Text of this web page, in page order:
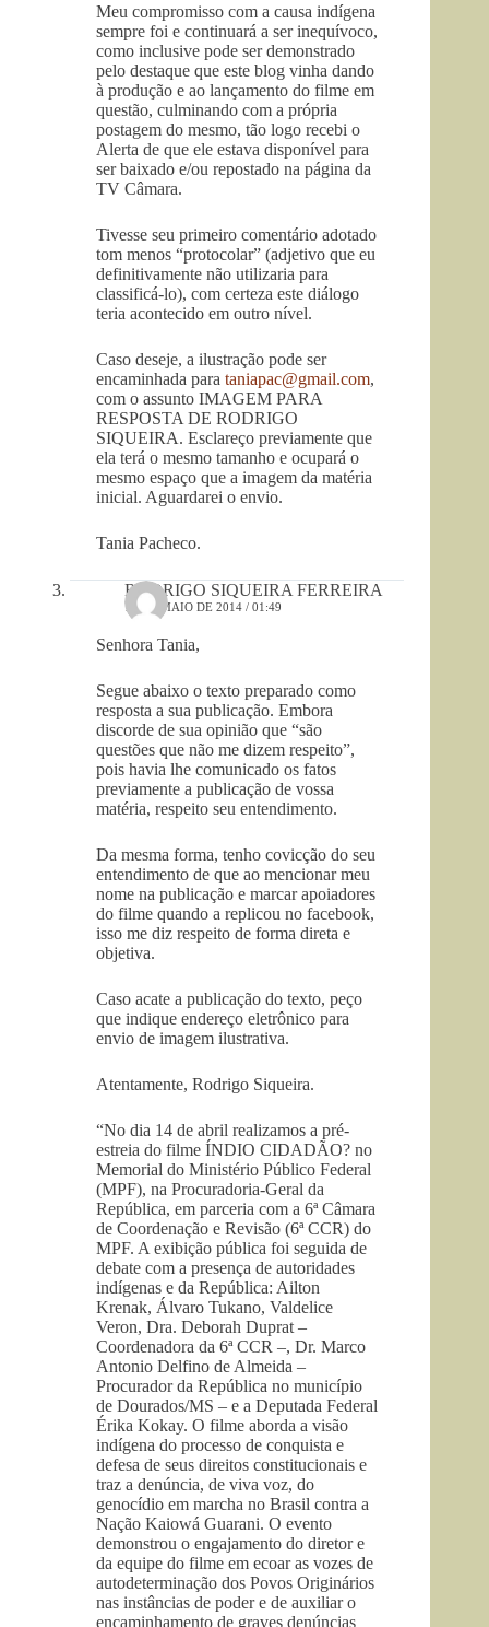
Meu compromisso com a causa indígena
sempre foi e continuará a ser inequívoco,
como inclusive pode ser demonstrado
pelo destaque que este blog vinha dando
à produção e ao lançamento do filme em
questão, culminando com a própria
postagem do mesmo, tão logo recebi o
Alerta de que ele estava disponível para
ser baixado e/ou repostado na página da
TV Câmara.
Tivesse seu primeiro comentário adotado
tom menos “protocolar” (adjetivo que eu
definitivamente não utilizaria para
classificá-lo), com certeza este diálogo
teria acontecido em outro nível.
Caso deseje, a ilustração pode ser
encaminhada para taniapac@gmail.com,
com o assunto IMAGEM PARA
RESPOSTA DE RODRIGO
SIQUEIRA. Esclareço previamente que
ela terá o mesmo tamanho e ocupará o
mesmo espaço que a imagem da matéria
inicial. Aguardarei o envio.
Tania Pacheco.
RODRIGO SIQUEIRA FERREIRA
14 DE MAIO DE 2014 / 01:49
Senhora Tania,
Segue abaixo o texto preparado como
resposta a sua publicação. Embora
discorde de sua opinião que “são
questões que não me dizem respeito”,
pois havia lhe comunicado os fatos
previamente a publicação de vossa
matéria, respeito seu entendimento.
Da mesma forma, tenho covicção do seu
entendimento de que ao mencionar meu
nome na publicação e marcar apoiadores
do filme quando a replicou no facebook,
isso me diz respeito de forma direta e
objetiva.
Caso acate a publicação do texto, peço
que indique endereço eletrônico para
envio de imagem ilustrativa.
Atentamente, Rodrigo Siqueira.
“No dia 14 de abril realizamos a pré-
estreia do filme ÍNDIO CIDADÃO? no
Memorial do Ministério Público Federal
(MPF), na Procuradoria-Geral da
República, em parceria com a 6ª Câmara
de Coordenação e Revisão (6ª CCR) do
MPF. A exibição pública foi seguida de
debate com a presença de autoridades
indígenas e da República: Ailton
Krenak, Álvaro Tukano, Valdelice
Veron, Dra. Deborah Duprat –
Coordenadora da 6ª CCR –, Dr. Marco
Antonio Delfino de Almeida –
Procurador da República no município
de Dourados/MS – e a Deputada Federal
Érika Kokay. O filme aborda a visão
indígena do processo de conquista e
defesa de seus direitos constitucionais e
traz a denúncia, de viva voz, do
genocídio em marcha no Brasil contra a
Nação Kaiowá Guarani. O evento
demonstrou o engajamento do diretor e
da equipe do filme em ecoar as vozes de
autodeterminação dos Povos Originários
nas instâncias de poder e de auxiliar o
encaminhamento de graves denúncias